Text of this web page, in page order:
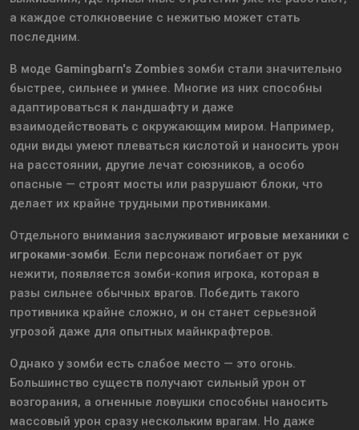
а каждое столкновение с нежитью может стать
последним.
В моде Gamingbarn's Zombies зомби стали значительно
быстрее, сильнее и умнее. Многие из них способны
адаптироваться к ландшафту и даже
взаимодействовать с окружающим миром. Например,
одни виды умеют плеваться кислотой и наносить урон
на расстоянии, другие лечат союзников, а особо
опасные — строят мосты или разрушают блоки, что
делает их крайне трудными противниками.
Отдельного внимания заслуживают игровые механики с
игроками-зомби. Если персонаж погибает от рук
нежити, появляется зомби-копия игрока, которая в
разы сильнее обычных врагов. Победить такого
противника крайне сложно, и он станет серьезной
угрозой даже для опытных майнкрафтеров.
Однако у зомби есть слабое место — это огонь.
Большинство существ получают сильный урон от
возгорания, а огненные ловушки способны наносить
массовый урон сразу нескольким врагам. Но даже